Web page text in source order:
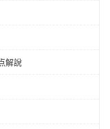
解說